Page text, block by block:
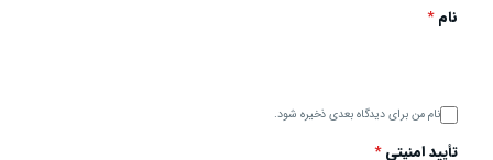
نام*
نام من برای دیدگاه بعدی ذخیره شود.
تأیید امنیتی*